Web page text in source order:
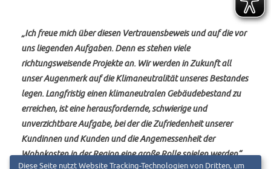
„Ich freue mich über diesen Vertrauensbeweis und auf die vor
uns liegenden Aufgaben. Denn es stehen viele
richtungsweisende Projekte an. Wir werden in Zukunft all
unser Augenmerk auf die Klimaneutralität unseres Bestandes
legen. Langfristig einen klimaneutralen Gebäudebestand zu
erreichen, ist eine herausfordernde, schwierige und
unverzichtbare Aufgabe, bei der die Zufriedenheit unserer
Kundinnen und Kunden und die Angemessenheit der
Wohnkosten in der Region eine große Rolle spielen werden“,
Diese Seite nutzt Website Tracking-Technologien von Dritten, um